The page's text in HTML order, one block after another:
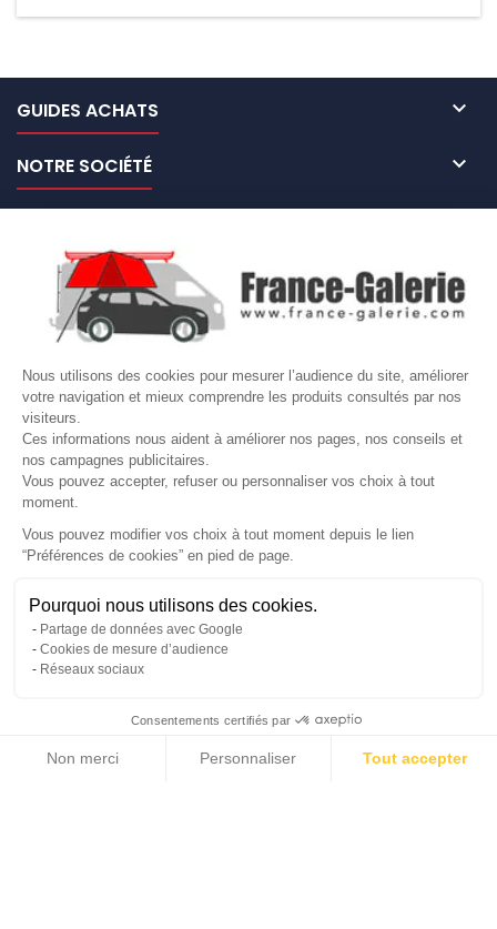
Nous utilisons des cookies pour mesurer l’audience du site, améliorer
votre navigation et mieux comprendre les produits consultés par nos
visiteurs.
Ces informations nous aident à améliorer nos pages, nos conseils et
nos campagnes publicitaires.
Vous pouvez accepter, refuser ou personnaliser vos choix à tout
moment.
Vous pouvez modifier vos choix à tout moment depuis le lien
“Préférences de cookies” en pied de page.
Pourquoi nous utilisons des cookies.
Partage de données avec Google
Cookies de mesure d’audience
Réseaux sociaux
Consentements certifiés par
Non merci Personnaliser Tout accepter
Gérer mes cookies
GUIDES ACHATS 
NOTRE SOCIÉTÉ 
VOTRE COMPTE 
Site protégé par reCAPTCHA.
LETTRE D'INFORMATIONS
© Copyright 2026 France Galerie. Tous droits reservés.
Cliquez-ici pour modifier vos préférences en matière de cookies
💬Besoin d'aide ?
Une question ? Nous sommes là pour vous accompagner
Non, merci